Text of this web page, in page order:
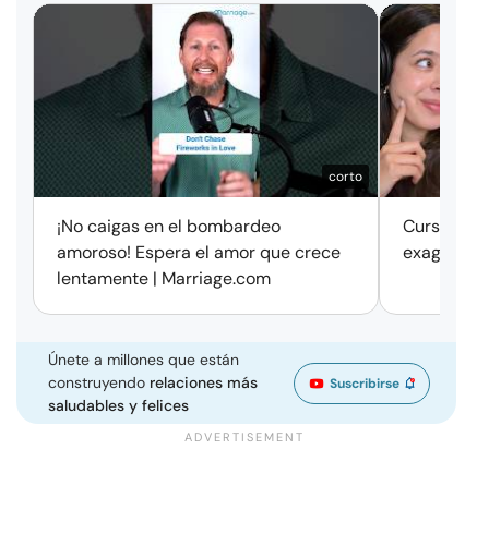
corto
¡No caigas en el bombardeo
amoroso! Espera el amor que crece
lentamente | Marriage.com
Cursos
Únete a millones que están
construyendo relaciones más
saludables y felices
Suscribirse